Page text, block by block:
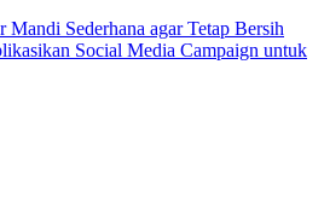
Mandi Sederhana agar Tetap Bersih
Social Media Campaign untuk